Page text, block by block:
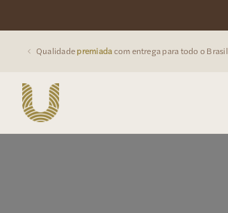
Qualidadepremiadacom entrega para todo o Brasil